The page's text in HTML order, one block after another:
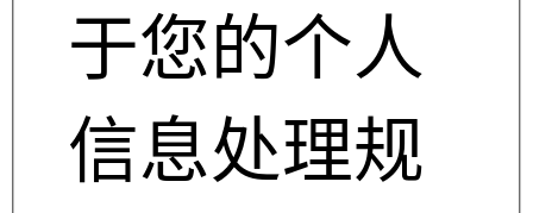
于您的个人
信息处理规